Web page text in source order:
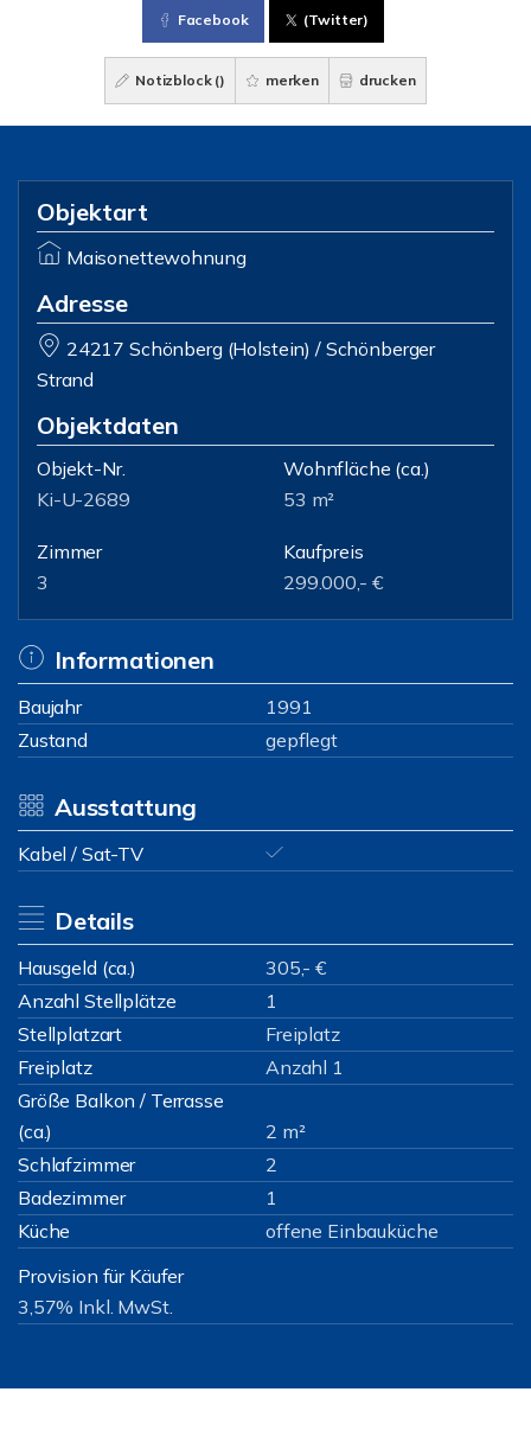
Facebook (Twitter)
Notizblock () merken drucken
Objektart
Maisonettewohnung
Adresse
24217 Schönberg (Holstein) / Schönberger
Strand
Objektdaten
Objekt-Nr.
Ki-U-2689
Wohnfläche (ca.)
53 m²
Zimmer
3
Kaufpreis
299.000,- €
Informationen
Baujahr
1991
Zustand
gepflegt
Ausstattung
Kabel / Sat-TV
Details
Hausgeld (ca.)
305,- €
Anzahl Stellplätze
1
Stellplatzart
Freiplatz
Freiplatz
Anzahl 1
Größe Balkon / Terrasse
(ca.)
2 m²
Schlafzimmer
2
Badezimmer
1
Küche
offene Einbauküche
Provision für Käufer
3,57% Inkl. MwSt.